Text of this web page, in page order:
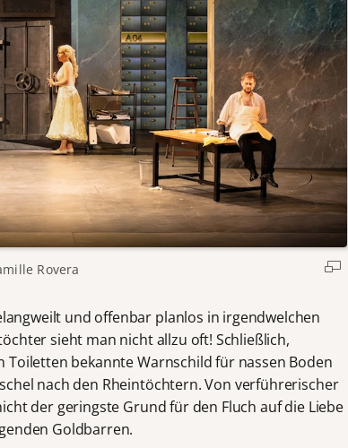
Rovera
und offenbar planlos in irgendwelchen
sieht man nicht allzu oft! Schließlich,
bekannte Warnschild für nassen Boden
nach den Rheintöchtern. Von verführerischer
der geringste Grund für den Fluch auf die Liebe
Goldbarren.